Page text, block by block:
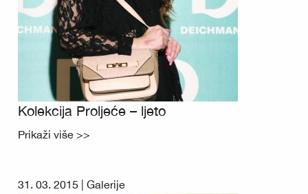
Kolekcija Proljeće – ljeto
Prikaži više >>
31. 03. 2015 | Galerije